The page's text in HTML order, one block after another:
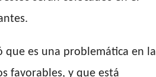
que es una problemática en la
favorables, y que está